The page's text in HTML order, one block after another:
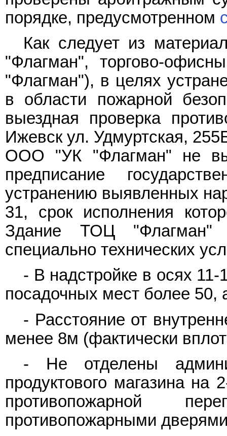
порядке, предусмотренном
Как следует из
"Флагман", торгово-
"Флагман"), в целях
в области пожарной
выездная проверка
Ижевск ул. Удмуртская,
ООО "УК "Флагман" не
предписание
устранению выявленных
31, срок исполнения
Здание ТОЦ "Флагман"
специально технических
- В надстройке в осях
посадочных мест более 50,
- Расстояние от
менее 8м (фактически
- Не отделены
продуктового магазина
противопожарной
противопожарными